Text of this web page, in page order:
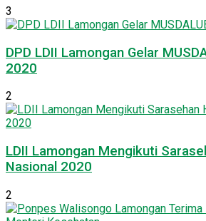
3
DPD LDII Lamongan Gelar
2020
2
LDII Lamongan Mengikuti
Nasional 2020
2